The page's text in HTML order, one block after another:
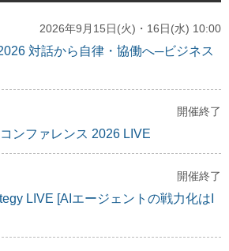
2026年9月15日(火)・16日(水) 10:00
対話から自律・協働へ─ビジネス
開催終了
ンファレンス 2026 LIVE
開催終了
LIVE [AIエージェントの戦力化はI